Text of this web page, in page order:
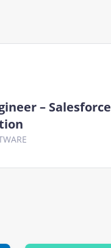
– Salesforce